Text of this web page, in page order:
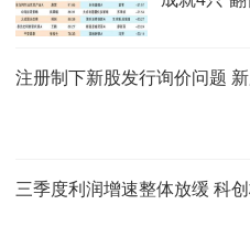
注册制下新股发行询价问题
三季度利润增速整体放缓 科